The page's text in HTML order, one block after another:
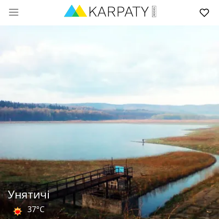
Унятичі
37°C